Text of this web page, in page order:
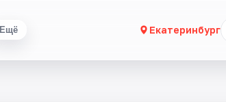
Ещё Екатеринбург